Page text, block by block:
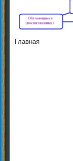
Главная